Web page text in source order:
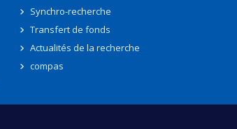
Synchro-recherche
Transfert de fonds
Actualités de la recherche
compas